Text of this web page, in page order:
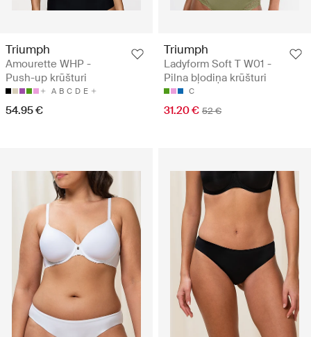
Triumph
Amourette WHP -
Push-up krūšturi
A B C D E
54.95 €
Triumph
Ladyform Soft T W01 -
Pilna bļodiņa krūšturi
C
31.20 € 52 €